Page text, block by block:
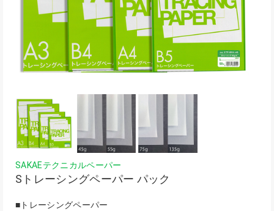
SAKAEテクニカルペーパー
Sトレーシングペーパー パック
■トレーシングペーパー